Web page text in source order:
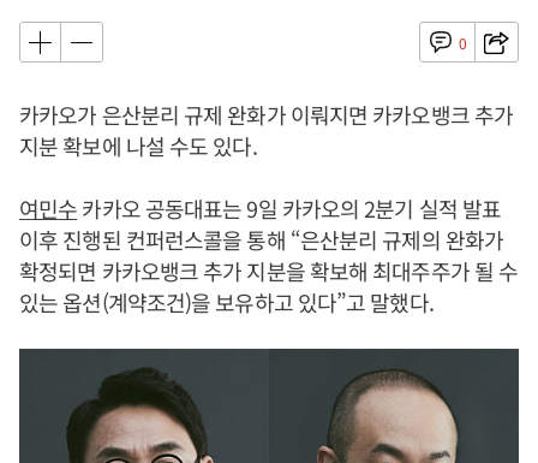
0
카카오가 은산분리 규제 완화가 이뤄지면 카카오뱅크 추가
지분 확보에 나설 수도 있다.
여민수카카오 공동대표는 9일 카카오의 2분기 실적 발표
이후 진행된 컨퍼런스콜을 통해 “은산분리 규제의 완화가
확정되면 카카오뱅크 추가 지분을 확보해 최대주주가 될 수
있는 옵션(계약조건)을 보유하고 있다”고 말했다.